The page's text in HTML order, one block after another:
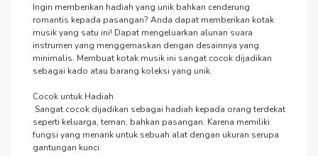
Ingin memberikan hadiah yang unik bahkan cenderung
romantis kepada pasangan? Anda dapat memberikan kotak
musik yang satu ini! Dapat mengeluarkan alunan suara
instrumen yang menggemaskan dengan desainnya yang
minimalis. Membuat kotak musik ini sangat cocok dijadikan
sebagai kado atau barang koleksi yang unik.
Cocok untuk Hadiah
seperti keluarga, teman, bahkan pasangan. Karena memiliki
fungsi yang menarik untuk sebuah alat dengan ukuran serupa
gantungan kunci.